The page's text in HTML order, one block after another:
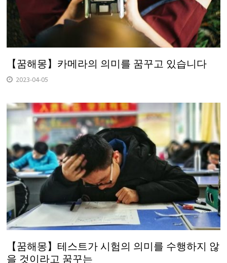
【꿈해몽】카메라의 의미를 꿈꾸고 있습니다
2023-04-05
【꿈해몽】테스트가 시험의 의미를 수행하지 않
을 것이라고 꿈꾸는